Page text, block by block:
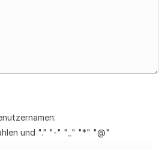
und "." "-" "_" "*" "@"